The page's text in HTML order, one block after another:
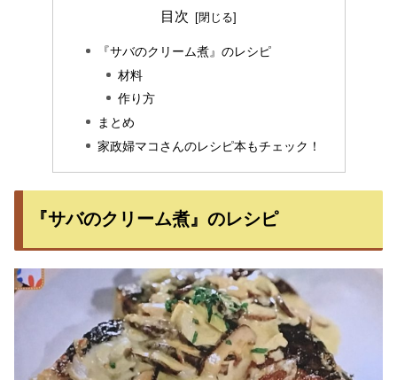
目次
『サバのクリーム煮』のレシピ
材料
作り方
まとめ
家政婦マコさんのレシピ本もチェック！
『サバのクリーム煮』のレシピ